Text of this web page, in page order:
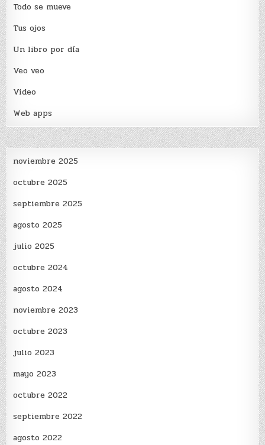
Todo se mueve
Tus ojos
Un libro por día
Veo veo
Video
Web apps
noviembre 2025
octubre 2025
septiembre 2025
agosto 2025
julio 2025
octubre 2024
agosto 2024
noviembre 2023
octubre 2023
julio 2023
mayo 2023
octubre 2022
septiembre 2022
agosto 2022